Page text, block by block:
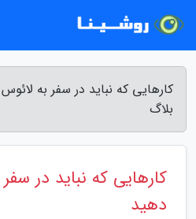
کارهایی که نباید در سفر به
بلاگ
کارهایی که نباید در
دهید